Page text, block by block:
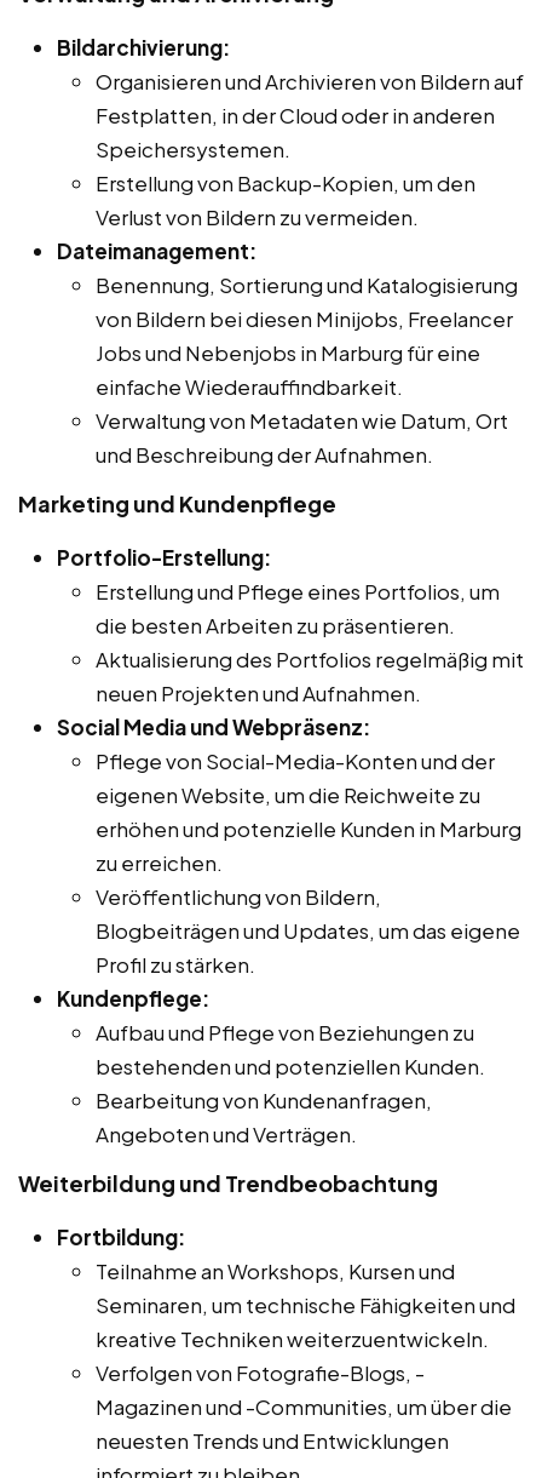
Bildarchivierung:
Organisieren und Archivieren von Bildern auf
Festplatten, in der Cloud oder in anderen
Speichersystemen.
Erstellung von Backup-Kopien, um den
Verlust von Bildern zu vermeiden.
Dateimanagement:
Benennung, Sortierung und Katalogisierung
von Bildern bei diesen Minijobs, Freelancer
Jobs und Nebenjobs in Marburg für eine
einfache Wiederauffindbarkeit.
Verwaltung von Metadaten wie Datum, Ort
und Beschreibung der Aufnahmen.
Marketing und Kundenpflege
Portfolio-Erstellung:
Erstellung und Pflege eines Portfolios, um
die besten Arbeiten zu präsentieren.
Aktualisierung des Portfolios regelmäßig mit
neuen Projekten und Aufnahmen.
Social Media und Webpräsenz:
Pflege von Social-Media-Konten und der
eigenen Website, um die Reichweite zu
erhöhen und potenzielle Kunden in Marburg
zu erreichen.
Veröffentlichung von Bildern,
Blogbeiträgen und Updates, um das eigene
Profil zu stärken.
Kundenpflege:
Aufbau und Pflege von Beziehungen zu
bestehenden und potenziellen Kunden.
Bearbeitung von Kundenanfragen,
Angeboten und Verträgen.
Weiterbildung und Trendbeobachtung
Fortbildung:
Teilnahme an Workshops, Kursen und
Seminaren, um technische Fähigkeiten und
kreative Techniken weiterzuentwickeln.
Verfolgen von Fotografie-Blogs, -
Magazinen und -Communities, um über die
neuesten Trends und Entwicklungen